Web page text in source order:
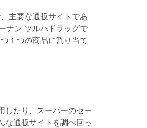
主要な通販サイトであ
ナン ツルハドラッグで
１つの商品に割り当て
したり、スーパーのセー
な通販サイトを調べ回っ